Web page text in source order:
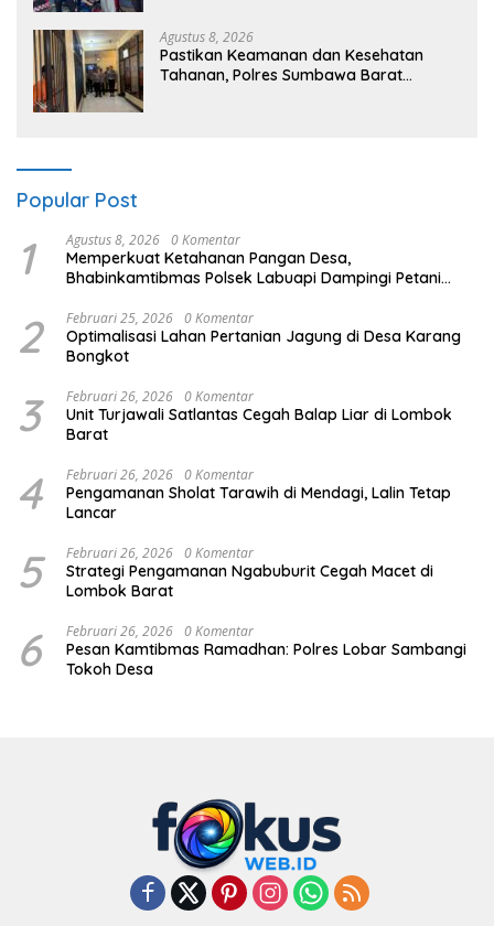
Agustus 8, 2026
Pastikan Keamanan dan Kesehatan
Tahanan, Polres Sumbawa Barat
Popular Post
1 Agustus 8, 2026 0 Komentar
Memperkuat Ketahanan Pangan Desa,
Bhabinkamtibmas Polsek Labuapi Dampingi Petani
2 Februari 25, 2026 0 Komentar
Optimalisasi Lahan Pertanian Jagung di Desa Karang
Bongkot
3 Februari 26, 2026 0 Komentar
Unit Turjawali Satlantas Cegah Balap Liar di Lombok
Barat
4 Februari 26, 2026 0 Komentar
Pengamanan Sholat Tarawih di Mendagi, Lalin Tetap
Lancar
5 Februari 26, 2026 0 Komentar
Strategi Pengamanan Ngabuburit Cegah Macet di
Lombok Barat
6 Februari 26, 2026 0 Komentar
Pesan Kamtibmas Ramadhan: Polres Lobar Sambangi
Tokoh Desa